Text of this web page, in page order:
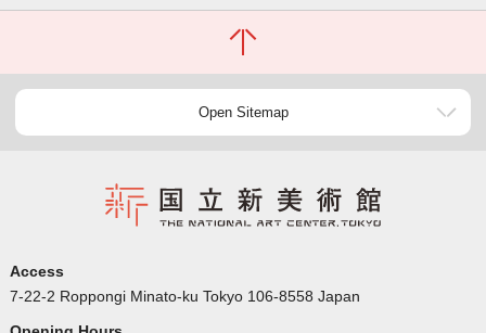
Open Sitemap
Access
7-22-2 Roppongi Minato-ku Tokyo 106-8558 Japan